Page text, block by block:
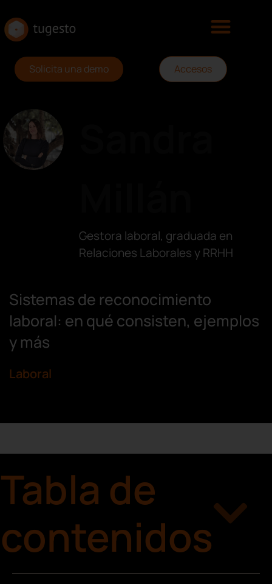
Solicita una demo Accesos
Gestora laboral, graduada en
Relaciones Laborales y RRHH
Sistemas de reconocimiento
laboral: en qué consisten, ejemplos
y más
Laboral
Tabla de
contenidos